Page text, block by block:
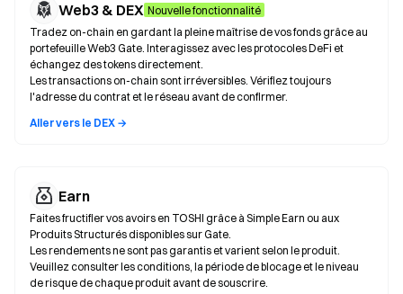
Web3 & DEX Nouvelle fonctionnalité
Tradez on-chain en gardant la pleine maîtrise de vos fonds grâce au
portefeuille Web3 Gate. Interagissez avec les protocoles DeFi et
échangez des tokens directement.
Les transactions on-chain sont irréversibles. Vérifiez toujours
l'adresse du contrat et le réseau avant de confirmer.
Aller vers le DEX →
Earn
Faites fructifier vos avoirs en TOSHI grâce à Simple Earn ou aux
Produits Structurés disponibles sur Gate.
Les rendements ne sont pas garantis et varient selon le produit.
Veuillez consulter les conditions, la période de blocage et le niveau
de risque de chaque produit avant de souscrire.